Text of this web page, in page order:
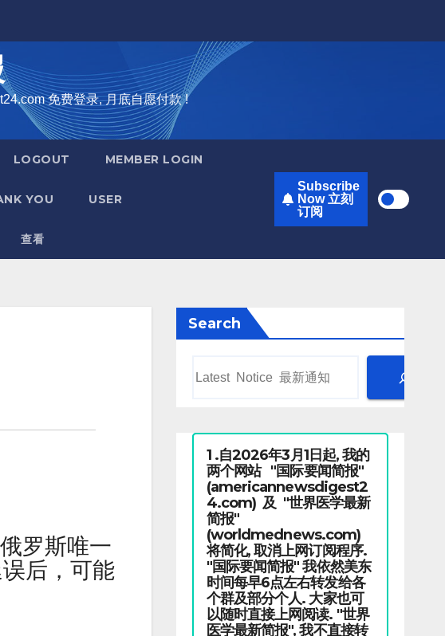
免费登录, 月底自愿付款 !
LOGOUT MEMBER LOGIN
YOU USER
查看
Subscribe
Now 立刻
订阅
罗斯唯一
后，可能
Search
1 .自2026年3月1日起, 我的
两个网站 "国际要闻简报"
(americannewsdigest2
4.com) 及 "世界医学最新
简报"
(worldmednews.com)
将简化, 取消上网订阅程序.
"国际要闻简报" 我依然美东
时间每早6点左右转发给各
个群及部分个人. 大家也可
以随时直接上网阅读. "世界
医学最新简报", 我不直接转